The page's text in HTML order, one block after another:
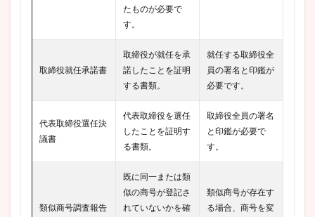
たものが必要で
す。
取締役就任承諾書
取締役が就任を承
諾したことを証明
する書類。
就任する取締役全
員の署名と印鑑が
必要です。
代表取締役選任決
議書
代表取締役を選任
したことを証明す
る書類。
取締役全員の署名
と印鑑が必要で
す。
類似商号調査報告
既に同一または類
似の商号が登記さ
れていないかを確
類似商号が存在す
る場合、商号を変